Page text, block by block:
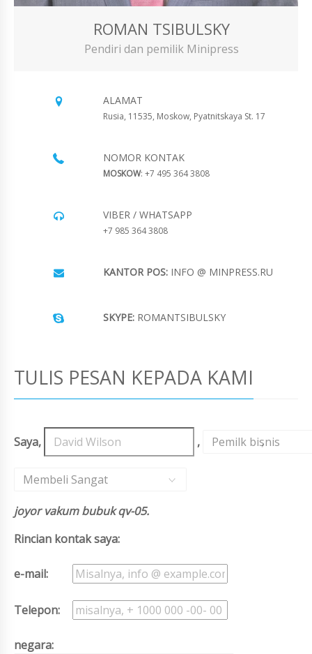
ROMAN TSIBULSKY
Pendiri dan pemilik Minipress
ALAMAT
Rusia, 11535, Moskow, Pyatnitskaya St. 17
NOMOR KONTAK
MOSKOW: +7 495 364 3808
VIBER / WHATSAPP
+7 985 364 3808
KANTOR POS: INFO @ MINPRESS.RU
SKYPE: ROMANTSIBULSKY
TULIS PESAN KEPADA KAMI
Saya, , Pemilk bisnis
,
Membeli Sangat
joyor vakum bubuk qv-05.
Rincian kontak saya:
e-mail:
Telepon:
negara: